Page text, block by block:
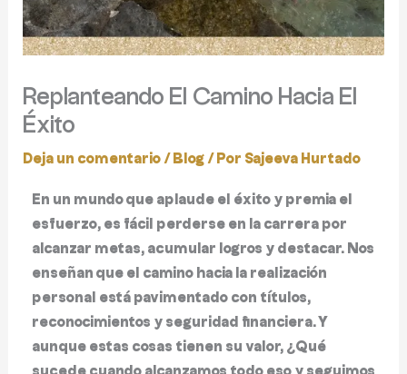
Replanteando El Camino Hacia El
Éxito
Deja un comentario / Blog/ Por Sajeeva Hurtado
En un mundo que aplaude el éxito y premia el
esfuerzo, es fácil perderse en la carrera por
alcanzar metas, acumular logros y destacar. Nos
enseñan que el camino hacia la realización
personal está pavimentado con títulos,
reconocimientos y seguridad financiera. Y
aunque estas cosas tienen su valor, ¿Qué